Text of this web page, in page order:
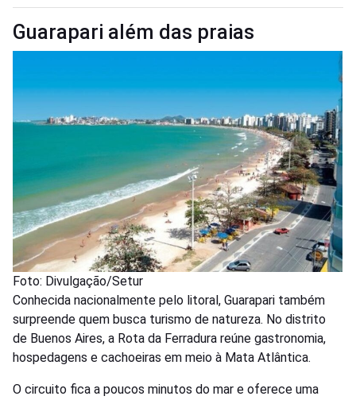
Guarapari além das praias
Foto: Divulgação/Setur
Conhecida nacionalmente pelo litoral, Guarapari também
surpreende quem busca turismo de natureza. No distrito
de Buenos Aires, a Rota da Ferradura reúne gastronomia,
hospedagens e cachoeiras em meio à Mata Atlântica.
O circuito fica a poucos minutos do mar e oferece uma